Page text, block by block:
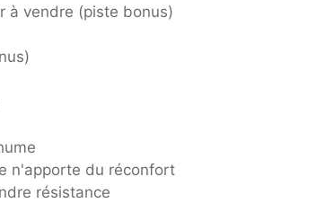
à vendre (piste bonus)
n'apporte du réconfort
résistance